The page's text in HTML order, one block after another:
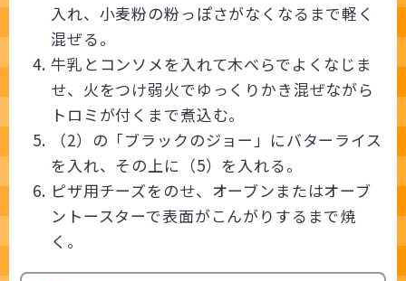
入れ、小麦粉の粉っぽさがなくなるまで軽く
混ぜる。
牛乳とコンソメを入れて木べらでよくなじま
せ、火をつけ弱火でゆっくりかき混ぜながら
トロミが付くまで煮込む。
（2）の「ブラックのジョー」にバターライス
を入れ、その上に（5）を入れる。
ピザ用チーズをのせ、オーブンまたはオーブ
ントースターで表面がこんがりするまで焼
く。